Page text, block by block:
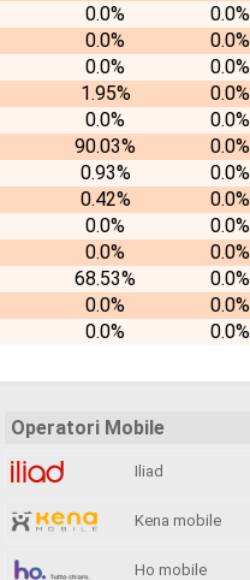
0.0%
0.0%
0.0%
0.0%
0.0%
0.0%
1.95%
0.0%
0.0%
0.0%
90.03%
0.0%
0.93%
0.0%
0.42%
0.0%
0.0%
0.0%
0.0%
0.0%
68.53%
0.0%
0.0%
0.0%
0.0% 0.0%
Operatori Mobile
Iliad
Kena mobile
Ho mobile